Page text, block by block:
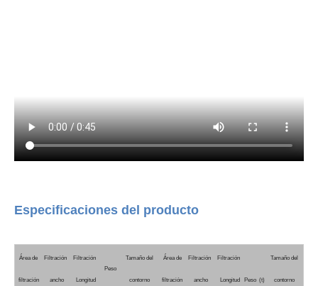
Especificaciones del producto
Área de
filtración
Filtración
ancho
Filtración
Longitud
Peso
Tamaño del
contorno
Área de
filtración
Filtración
ancho
Filtración
Longitud Peso (t)
Tamaño del
contorno